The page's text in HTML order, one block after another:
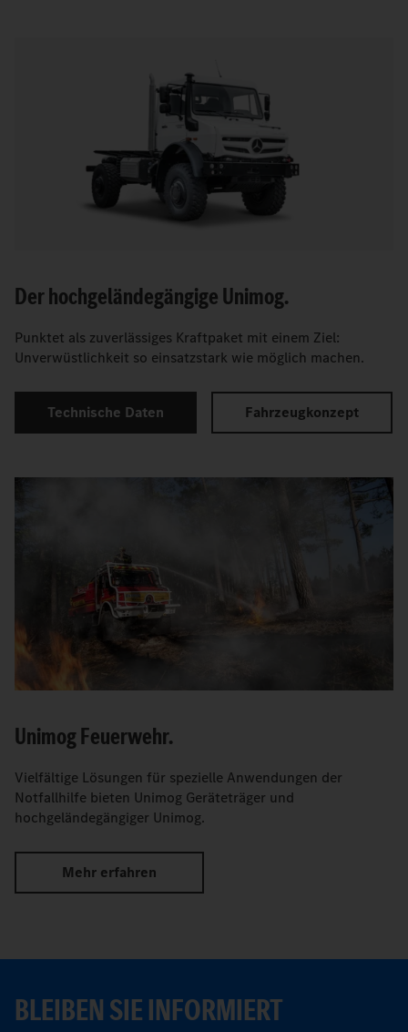
Der hochgeländegängige Unimog.
Punktet als zuverlässiges Kraftpaket mit einem Ziel:
Unverwüstlichkeit so einsatzstark wie möglich machen.
Technische Daten Fahrzeugkonzept
Unimog Feuerwehr.
Vielfältige Lösungen für spezielle Anwendungen der
Notfallhilfe bieten Unimog Geräteträger und
hochgeländegängiger Unimog.
Mehr erfahren
BLEIBEN SIE INFORMIERT